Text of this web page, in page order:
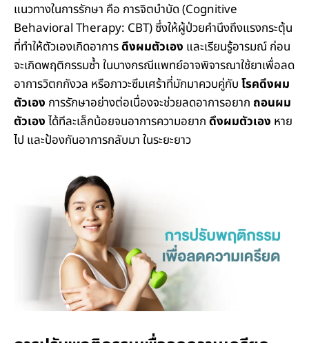
แนวทางในการรักษา คือ การจิตบำบัด (Cognitive
Behavioral Therapy: CBT) ซึ่งให้ผู้ป่วยคำนึงถึงแรงกระตุ้น
ที่ทำให้ตัวเองเกิดอาการดึงผมตัวเอง และเรียนรู้อารมณ์ ก่อน
จะเกิดพฤติกรรมซํ้า ในบางกรณีแพทย์อาจพิจารณาใช้ยาเพื่อลด
อาการวิตกกังวล หรือภาวะซึมเศร้าที่มักมาควบคู่กับโรคดึงผม
ตัวเอง การรักษาอย่างต่อเนื่องจะช่วยลดอาการอยาก ถอนผม
ตัวเองได้ทีละเล็กน้อยจนอาการความอยากดึงผมตัวเอง หาย
ไป และป้องกันอาการกลับมา ในระยะยาว